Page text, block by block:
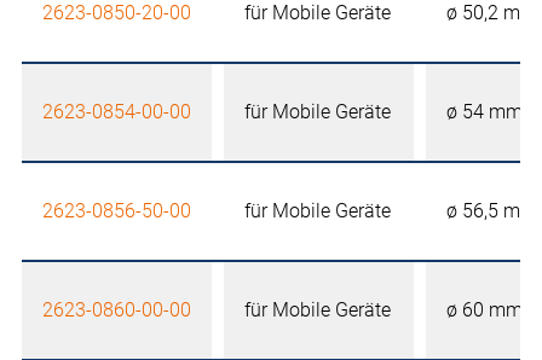
2623-0850-20-00 für Mobile Geräte ø 50,2 mm
2623-0854-00-00 für Mobile Geräte ø 54 mm
2623-0856-50-00 für Mobile Geräte ø 56,5 mm
2623-0860-00-00 für Mobile Geräte ø 60 mm